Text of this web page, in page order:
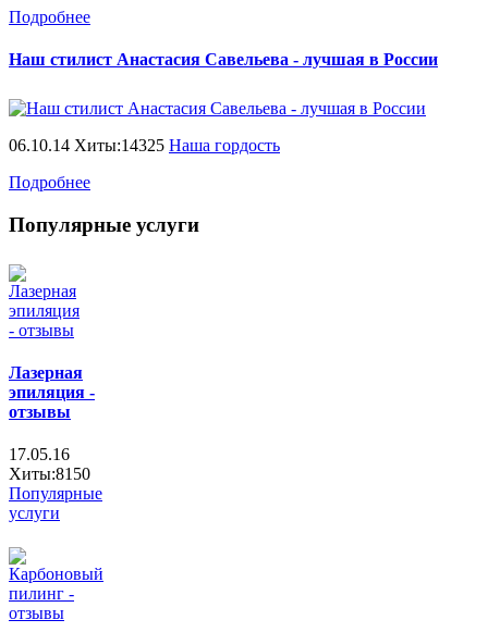
Подробнее
Наш стилист Анастасия Савельева - лучшая в России
06.10.14 Хиты:14325 Наша гордость
Подробнее
Популярные услуги
Лазерная
эпиляция -
отзывы
17.05.16
Хиты:8150
Популярные
услуги